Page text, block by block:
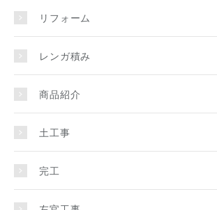
リフォーム
レンガ積み
商品紹介
土工事
完工